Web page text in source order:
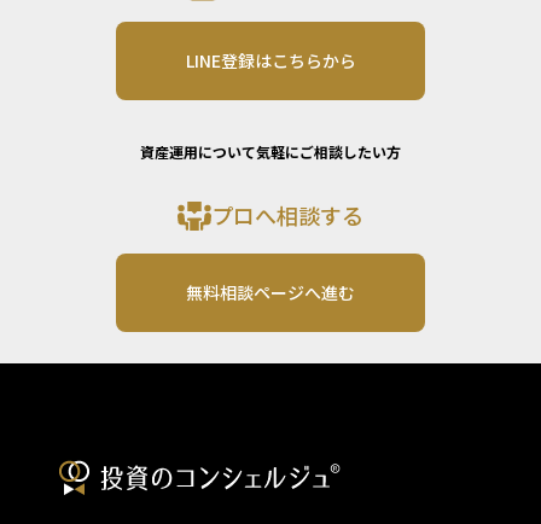
LINE登録はこちらから
資産運用について気軽にご相談したい方
プロへ相談する
無料相談ページへ進む